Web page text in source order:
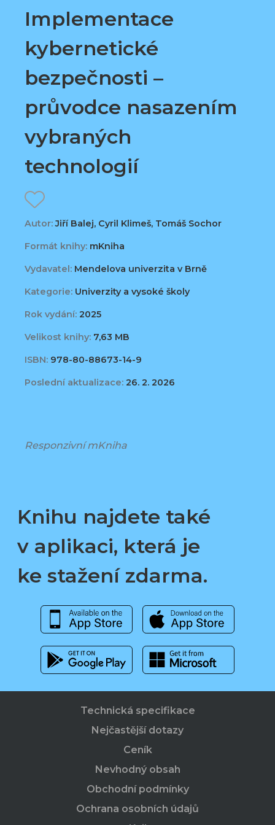
Implementace
kybernetické
bezpečnosti –
průvodce nasazením
vybraných
technologií
Autor:Jiří Balej, Cyril Klimeš, Tomáš Sochor
Formát knihy: mKniha
Vydavatel: Mendelova univerzita v Brně
Kategorie: Univerzity a vysoké školy
Rok vydání: 2025
Velikost knihy: 7,63 MB
ISBN: 978-80-88673-14-9
Poslední aktualizace: 26. 2. 2026
Responzivní mKniha
Knihu najdete také
v aplikaci, která je
ke stažení zdarma.
Technická specifikace
Nejčastější dotazy
Ceník
Nevhodný obsah
Obchodní podmínky
Ochrana osobních údajů